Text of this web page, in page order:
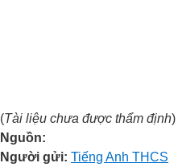
(Tài liệu chưa được thẩm định)
Nguồn:
Người gửi: Tiếng Anh THCS